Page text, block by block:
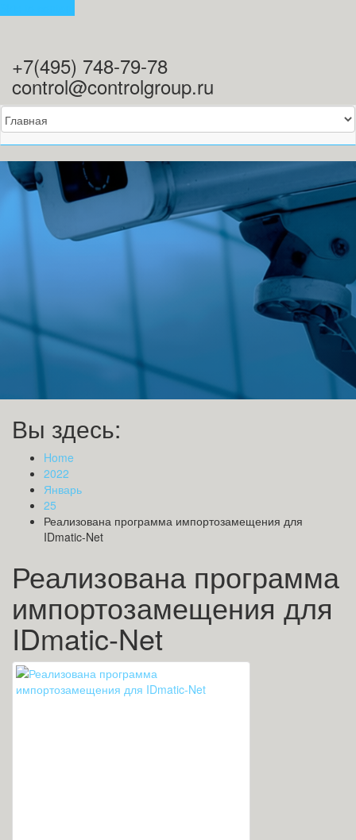
+7(495) 748-79-78
control@controlgroup.ru
Вы здесь:
Home
2022
Январь
25
Реализована программа импортозамещения для
IDmatic-Net
Реализована программа
импортозамещения для
IDmatic-Net